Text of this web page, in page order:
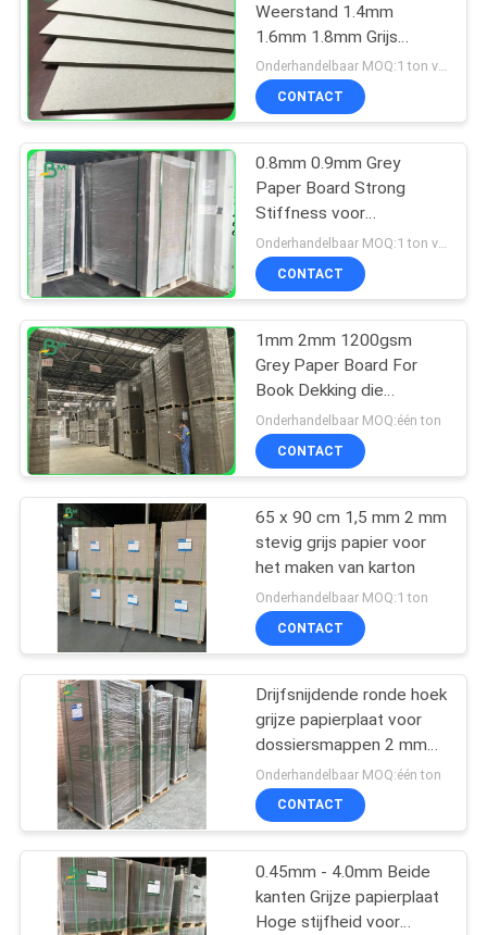
GEVALLEN
SITEMAP
PRIVACYBELEID
Weerstand 1.4mm
1.6mm 1.8mm Grijs
Karton voor
Bankarmsteun
Onderhandelbaar MOQ:1 ton voor gemeenschappelijke grootte & 10 ton voor speciale grootte
CONTACT
0.8mm 0.9mm Grey
Paper Board Strong
Stiffness voor
Dossieromslag
Onderhandelbaar MOQ:1 ton voor gemeenschappelijke grootte & 10 ton voor speciale grootte
CONTACT
1mm 2mm 1200gsm
Grey Paper Board For
Book Dekking die
Weerstand 70 x 100cm
vouwen
Onderhandelbaar MOQ:één ton
CONTACT
65 x 90 cm 1,5 mm 2 mm
stevig grijs papier voor
het maken van karton
Onderhandelbaar MOQ:1 ton
CONTACT
Drijfsnijdende ronde hoek
grijze papierplaat voor
dossiersmappen 2 mm
2,5 mm
Onderhandelbaar MOQ:één ton
CONTACT
0.45mm - 4.0mm Beide
kanten Grijze papierplaat
Hoge stijfheid voor